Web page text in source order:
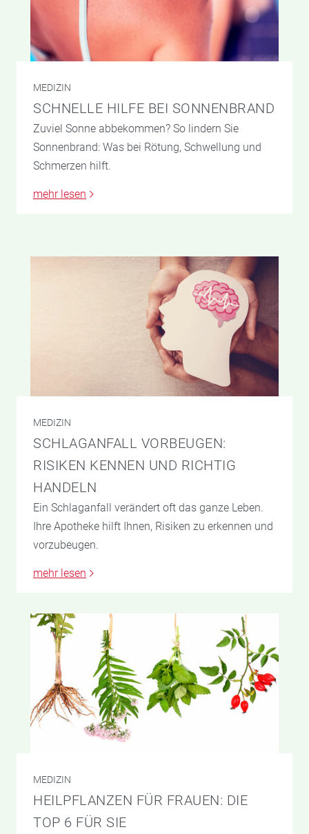
MEDIZIN
SCHNELLE HILFE BEI SONNENBRAND
Zuviel Sonne abbekommen? So lindern Sie
Sonnenbrand: Was bei Rötung, Schwellung und
Schmerzen hilft.
mehr lesen
MEDIZIN
SCHLAGANFALL VORBEUGEN:
RISIKEN KENNEN UND RICHTIG
HANDELN
Ein Schlaganfall verändert oft das ganze Leben.
Ihre Apotheke hilft Ihnen, Risiken zu erkennen und
vorzubeugen.
mehr lesen
MEDIZIN
HEILPFLANZEN FÜR FRAUEN: DIE
TOP 6 FÜR SIE